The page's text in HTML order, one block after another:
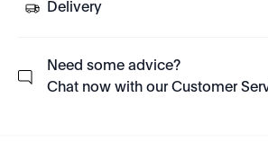
Delivery
Need some advice?
Chat now with our Customer